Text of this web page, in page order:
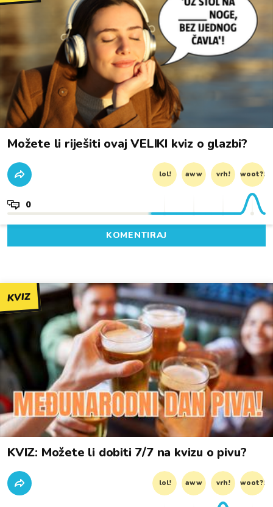
Možete li riješiti ovaj VELIKI kviz o glazbi?
lol! aww vrh! woot?!
0
KOMENTIRAJ
KVIZ
KVIZ: Možete li dobiti 7/7 na kvizu o pivu?
lol! aww vrh! woot?!